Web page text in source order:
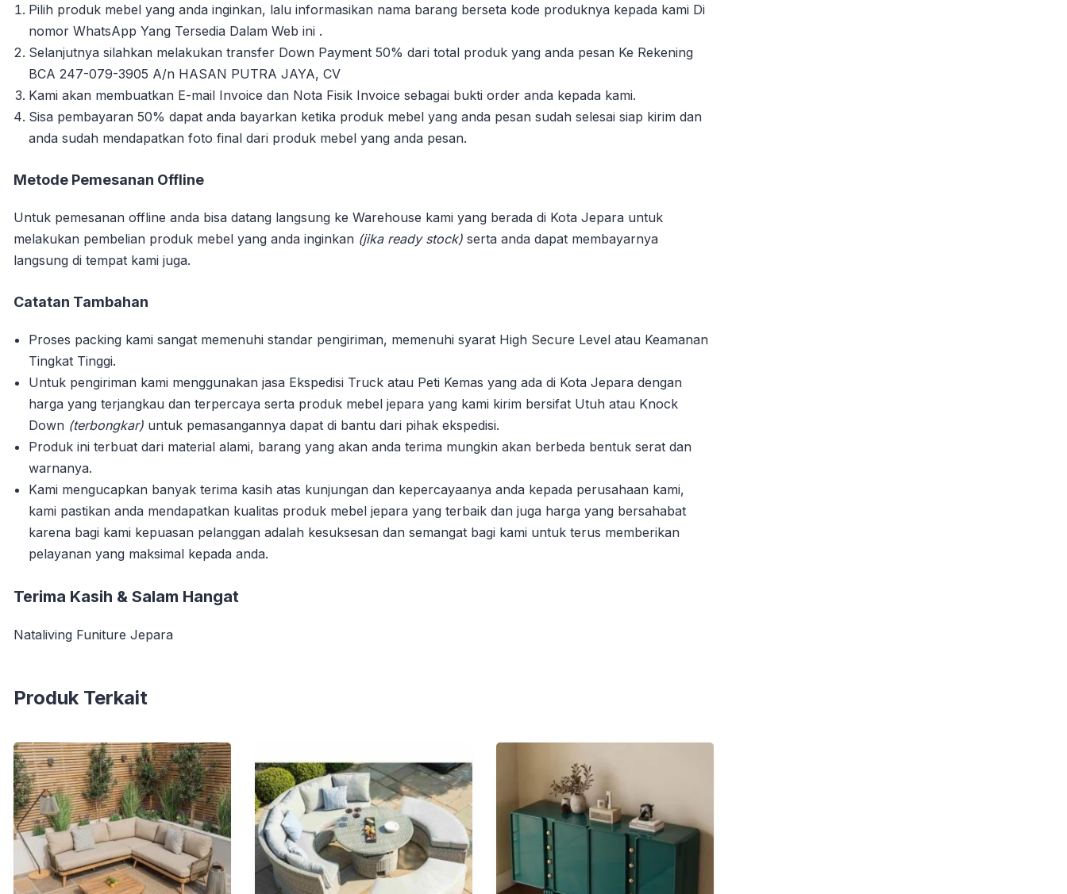
Pilih produk mebel yang anda inginkan, lalu informasikan nama barang berseta kode produknya kepada kami Di
nomor WhatsApp Yang Tersedia Dalam Web ini .
Selanjutnya silahkan melakukan transfer Down Payment 50% dari total produk yang anda pesan Ke Rekening
BCA 247-079-3905 A/n HASAN PUTRA JAYA, CV
Kami akan membuatkan E-mail Invoice dan Nota Fisik Invoice sebagai bukti order anda kepada kami.
Sisa pembayaran 50% dapat anda bayarkan ketika produk mebel yang anda pesan sudah selesai siap kirim dan
anda sudah mendapatkan foto final dari produk mebel yang anda pesan.
Metode Pemesanan Offline
Untuk pemesanan offline anda bisa datang langsung ke Warehouse kami yang berada di Kota Jepara untuk
melakukan pembelian produk mebel yang anda inginkan (jika ready stock) serta anda dapat membayarnya
langsung di tempat kami juga.
Catatan Tambahan
Proses packing kami sangat memenuhi standar pengiriman, memenuhi syarat High Secure Level atau Keamanan
Tingkat Tinggi.
Untuk pengiriman kami menggunakan jasa Ekspedisi Truck atau Peti Kemas yang ada di Kota Jepara dengan
harga yang terjangkau dan terpercaya serta produk mebel jepara yang kami kirim bersifat Utuh atau Knock
Down (terbongkar) untuk pemasangannya dapat di bantu dari pihak ekspedisi.
Produk ini terbuat dari material alami, barang yang akan anda terima mungkin akan berbeda bentuk serat dan
warnanya.
Kami mengucapkan banyak terima kasih atas kunjungan dan kepercayaanya anda kepada perusahaan kami,
kami pastikan anda mendapatkan kualitas produk mebel jepara yang terbaik dan juga harga yang bersahabat
karena bagi kami kepuasan pelanggan adalah kesuksesan dan semangat bagi kami untuk terus memberikan
pelayanan yang maksimal kepada anda.
Terima Kasih & Salam Hangat
Nataliving Funiture Jepara
Produk Terkait